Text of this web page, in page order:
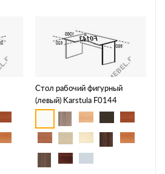
Стол рабочий фигурный
(левый) Karstula F0144